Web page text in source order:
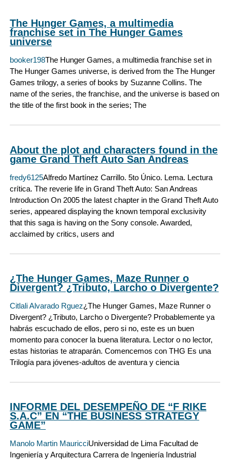
The Hunger Games, a multimedia
franchise set in The Hunger Games
universe
booker198The Hunger Games, a multimedia franchise set in
The Hunger Games universe, is derived from the The Hunger
Games trilogy, a series of books by Suzanne Collins. The
name of the series, the franchise, and the universe is based on
the title of the first book in the series; The
About the plot and characters found in the
game Grand Theft Auto San Andreas
fredy6125Alfredo Martínez Carrillo. 5to Único. Lema. Lectura
crítica. The reverie life in Grand Theft Auto: San Andreas
Introduction On 2005 the latest chapter in the Grand Theft Auto
series, appeared displaying the known temporal exclusivity
that this saga is having on the Sony console. Awarded,
acclaimed by critics, users and
¿The Hunger Games, Maze Runner o
Divergent? ¿Tributo, Larcho o Divergente?
Citlali Alvarado Rguez¿The Hunger Games, Maze Runner o
Divergent? ¿Tributo, Larcho o Divergente? Probablemente ya
habrás escuchado de ellos, pero si no, este es un buen
momento para conocer la buena literatura. Lector o no lector,
estas historias te atraparán. Comencemos con THG Es una
Trilogía para jóvenes-adultos de aventura y ciencia
INFORME DEL DESEMPEÑO DE “F RIKE
S.A.C” EN “THE BUSINESS STRATEGY
GAME”
Manolo Martin MauricciUniversidad de Lima Facultad de
Ingeniería y Arquitectura Carrera de Ingeniería Industrial